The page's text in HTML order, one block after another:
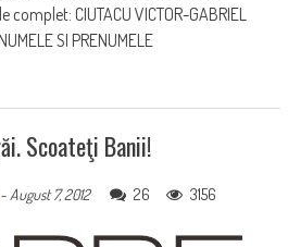
CIUTACU VICTOR-GABRIEL
SI PRENUMELE
Scoateţi Banii!
August 7, 2012 26 3156